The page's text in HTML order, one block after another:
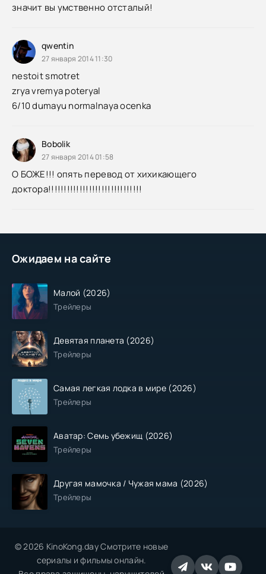
Ожидаем на сайте
Малой (2026)
Трейлеры
Девятая планета (2026)
Трейлеры
Самая легкая лодка в мире (2026)
Трейлеры
Аватар: Семь убежищ (2026)
Трейлеры
Другая мамочка / Чужая мама (2026)
Трейлеры
значит вы умственно отсталый!
qwentin
27 января 2014 11:30
nestoit smotret
zrya vremya poteryal
6/10 dumayu normalnaya ocenka
Bobolik
27 января 2014 01:58
О БОЖЕ!!! опять перевод от хихикающего
доктора!!!!!!!!!!!!!!!!!!!!!!!!!!!!!!
© 2026 KinoKong.day Смотрите новые
сериалы и фильмы онлайн.